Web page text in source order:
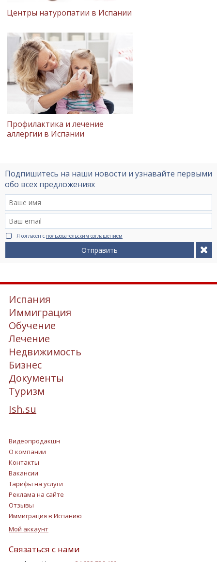
Центры натуропатии в Испании
Профилактика и лечение
аллергии в Испании
Подпишитесь на наши новости и узнавайте первыми
обо всех предложениях
Я согласен с пользовательским соглашением
Отправить
Испания
Иммиграция
Обучение
Лечение
Недвижимость
Бизнес
Документы
Туризм
Ish.su
Видеопродакшн
О компании
Контакты
Вакансии
Тарифы на услуги
Реклама на сайте
Отзывы
Иммиграция в Испанию
Мой аккаунт
Связаться с нами